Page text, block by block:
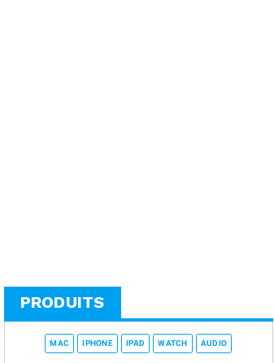
PRODUITS
MAC IPHONE IPAD WATCH AUDIO